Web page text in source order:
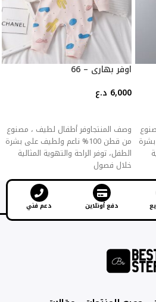
بشرة
اوفر بهاري – 66
6,000 د.ع
وصف المنتجاوفر أطفال لطيف ، مصنوع
من قطن 100% ناعم ولطيف على بشرة
الطفل، توفر الراحة والتهوية المثالية
خلال فصول
دفع أونلاين دعم فني